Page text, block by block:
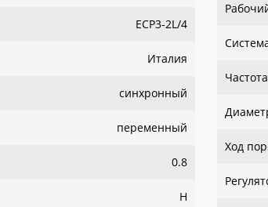
ECP3-2L/4
Италия
синхронный
переменный
0.8
H
Ход